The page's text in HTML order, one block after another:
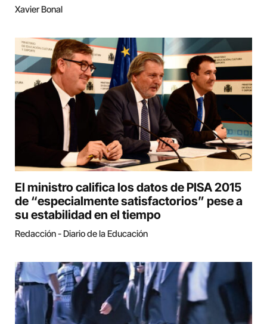
Xavier Bonal
El ministro califica los datos de PISA 2015
de “especialmente satisfactorios” pese a
su estabilidad en el tiempo
Redacción - Diario de la Educación